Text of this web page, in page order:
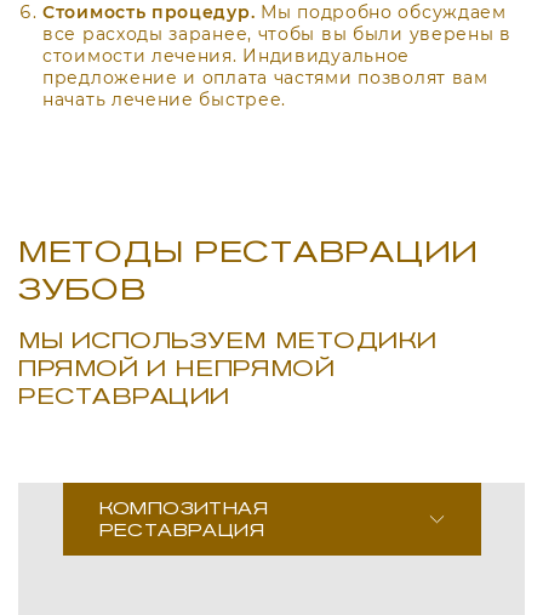
Стоимость процедур. Мы подробно обсуждаем
все расходы заранее, чтобы вы были уверены в
стоимости лечения. Индивидуальное
предложение и оплата частями позволят вам
начать лечение быстрее.
МЕТОДЫ РЕСТАВРАЦИИ
ЗУБОВ
МЫ ИСПОЛЬЗУЕМ МЕТОДИКИ
ПРЯМОЙ И НЕПРЯМОЙ
РЕСТАВРАЦИИ
КОМПОЗИТНАЯ
РЕСТАВРАЦИЯ